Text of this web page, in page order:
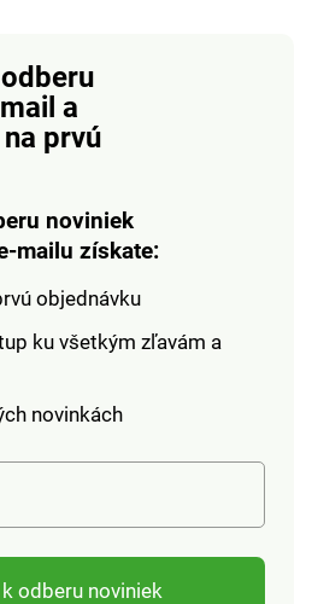
a
prvú
noviniek
mailu získate:
objednávku
ku všetkým zľavám a
novinkách
odberu noviniek